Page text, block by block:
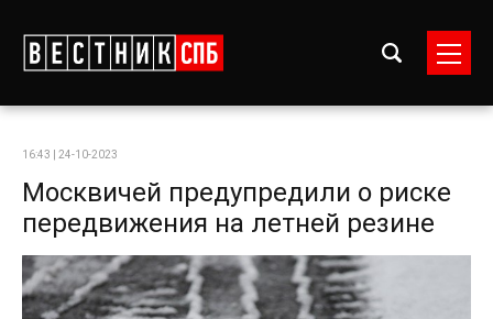
16:43 | 24-10-2023
Москвичей предупредили о риске
передвижения на летней резине